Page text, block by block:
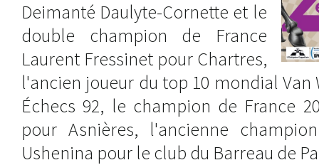
Deimanté Daulyte-Cornette et le
double champion de France
Laurent Fressinet pour Chartres,
l'ancien joueur du top 10 mondial Van
Échecs 92, le champion de France
pour Asnières, l'ancienne
Ushenina pour le club du Barreau de